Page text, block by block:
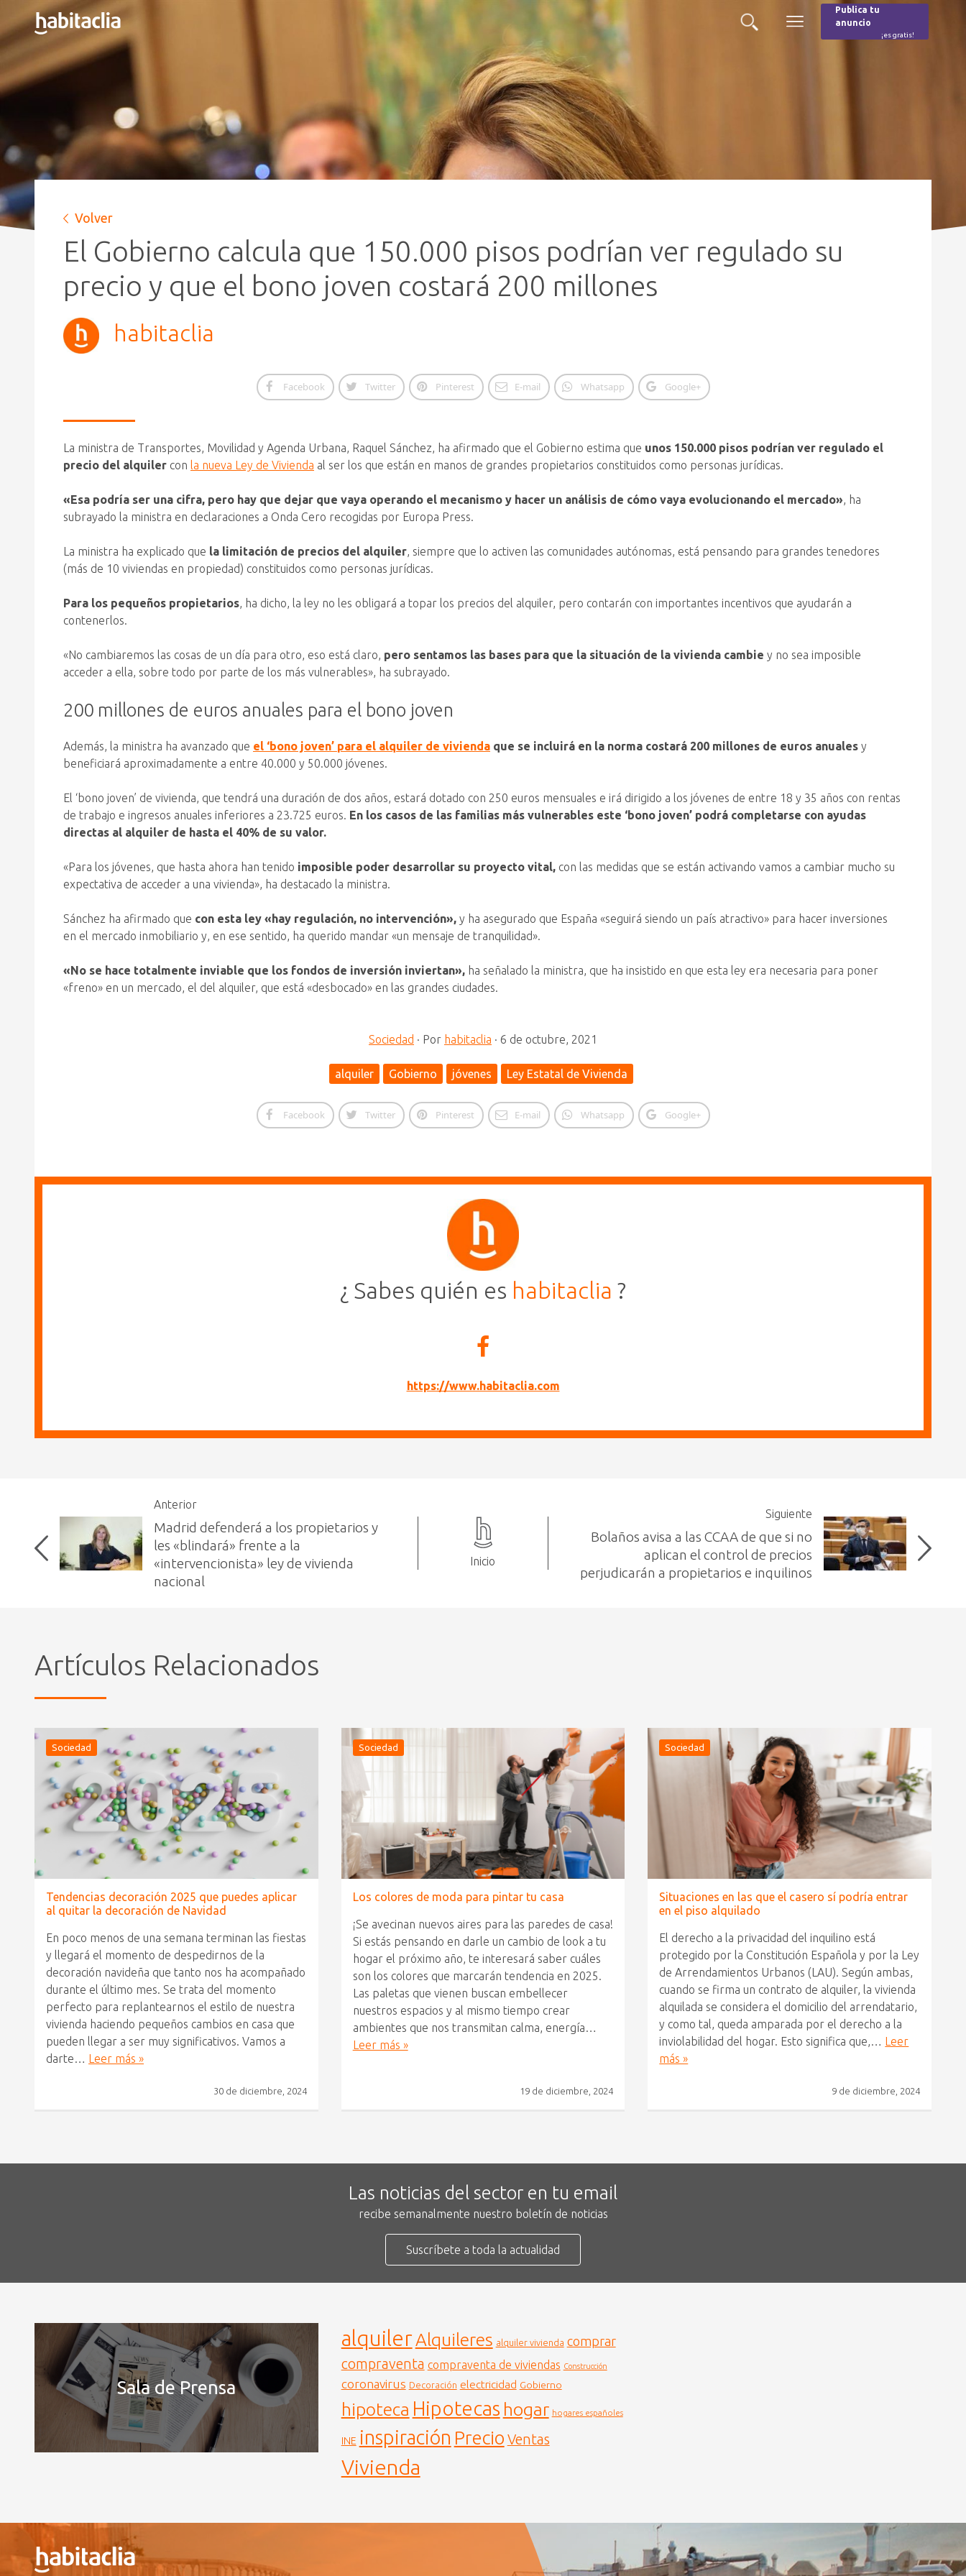
Buscar
Menú
Publica tu
anuncio
¡es gratis!
Volver
El Gobierno calcula que 150.000 pisos podrían ver regulado su
precio y que el bono joven costará 200 millones
habitaclia
Facebook Twitter Pinterest E-mail Whatsapp Google+
La ministra de Transportes, Movilidad y Agenda Urbana, Raquel Sánchez, ha afirmado que el Gobierno estima que unos 150.000 pisos podrían ver regulado el
precio del alquiler con la nueva Ley de Vivienda al ser los que están en manos de grandes propietarios constituidos como personas jurídicas.
«Esa podría ser una cifra, pero hay que dejar que vaya operando el mecanismo y hacer un análisis de cómo vaya evolucionando el mercado», ha
subrayado la ministra en declaraciones a Onda Cero recogidas por Europa Press.
La ministra ha explicado que la limitación de precios del alquiler, siempre que lo activen las comunidades autónomas, está pensando para grandes tenedores
(más de 10 viviendas en propiedad) constituidos como personas jurídicas.
Para los pequeños propietarios, ha dicho, la ley no les obligará a topar los precios del alquiler, pero contarán con importantes incentivos que ayudarán a
contenerlos.
«No cambiaremos las cosas de un día para otro, eso está claro, pero sentamos las bases para que la situación de la vivienda cambie y no sea imposible
acceder a ella, sobre todo por parte de los más vulnerables», ha subrayado.
200 millones de euros anuales para el bono joven
Además, la ministra ha avanzado que el ‘bono joven’ para el alquiler de vivienda que se incluirá en la norma costará 200 millones de euros anuales y
beneficiará aproximadamente a entre 40.000 y 50.000 jóvenes.
El ‘bono joven’ de vivienda, que tendrá una duración de dos años, estará dotado con 250 euros mensuales e irá dirigido a los jóvenes de entre 18 y 35 años con rentas
de trabajo e ingresos anuales inferiores a 23.725 euros. En los casos de las familias más vulnerables este ‘bono joven’ podrá completarse con ayudas
directas al alquiler de hasta el 40% de su valor.
«Para los jóvenes, que hasta ahora han tenido imposible poder desarrollar su proyecto vital, con las medidas que se están activando vamos a cambiar mucho su
expectativa de acceder a una vivienda», ha destacado la ministra.
Sánchez ha afirmado que con esta ley «hay regulación, no intervención», y ha asegurado que España «seguirá siendo un país atractivo» para hacer inversiones
en el mercado inmobiliario y, en ese sentido, ha querido mandar «un mensaje de tranquilidad».
«No se hace totalmente inviable que los fondos de inversión inviertan», ha señalado la ministra, que ha insistido en que esta ley era necesaria para poner
«freno» en un mercado, el del alquiler, que está «desbocado» en las grandes ciudades.
Sociedad · Por habitaclia · 6 de octubre, 2021
alquiler Gobierno jóvenes Ley Estatal de Vivienda
Facebook Twitter Pinterest E-mail Whatsapp Google+
¿ Sabes quién es habitaclia ?
https://www.habitaclia.com
Anterior
Madrid defenderá a los propietarios y
les «blindará» frente a la
«intervencionista» ley de vivienda
nacional
Inicio
Siguiente
Bolaños avisa a las CCAA de que si no
aplican el control de precios
perjudicarán a propietarios e inquilinos
Artículos Relacionados
Sociedad
Tendencias decoración 2025 que puedes aplicar
al quitar la decoración de Navidad
En poco menos de una semana terminan las fiestas
y llegará el momento de despedirnos de la
decoración navideña que tanto nos ha acompañado
durante el último mes. Se trata del momento
perfecto para replantearnos el estilo de nuestra
vivienda haciendo pequeños cambios en casa que
pueden llegar a ser muy significativos. Vamos a
darte… Leer más »
30 de diciembre, 2024
Sociedad
Los colores de moda para pintar tu casa
¡Se avecinan nuevos aires para las paredes de casa!
Si estás pensando en darle un cambio de look a tu
hogar el próximo año, te interesará saber cuáles
son los colores que marcarán tendencia en 2025.
Las paletas que vienen buscan embellecer
nuestros espacios y al mismo tiempo crear
ambientes que nos transmitan calma, energía…
Leer más »
19 de diciembre, 2024
Sociedad
Situaciones en las que el casero sí podría entrar
en el piso alquilado
El derecho a la privacidad del inquilino está
protegido por la Constitución Española y por la Ley
de Arrendamientos Urbanos (LAU). Según ambas,
cuando se firma un contrato de alquiler, la vivienda
alquilada se considera el domicilio del arrendatario,
y como tal, queda amparada por el derecho a la
inviolabilidad del hogar. Esto significa que,… Leer
más »
9 de diciembre, 2024
Las noticias del sector en tu email
recibe semanalmente nuestro boletín de noticias
Suscríbete a toda la actualidad
Sala de Prensa
alquilerAlquileres alquiler vivienda comprar
compraventa compraventa de viviendas Construcción
coronavirus Decoración electricidad Gobierno
hipoteca Hipotecas hogar hogares españoles
INE inspiración Precio Ventas
Vivienda